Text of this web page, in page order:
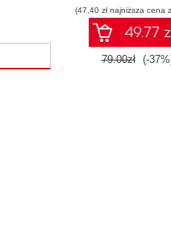
(47,40 zł najniższa cena
49.77
79.00zł (-